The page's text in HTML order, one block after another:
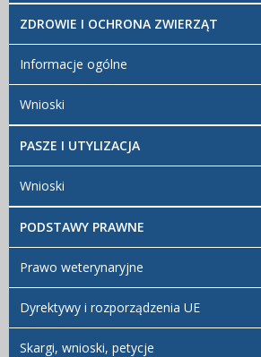
ZDROWIE I OCHRONA ZWIERZĄT
Informacje ogólne
Wnioski
PASZE I UTYLIZACJA
Wnioski
PODSTAWY PRAWNE
Prawo weterynaryjne
Dyrektywy i rozporządzenia UE
Skargi, wnioski, petycje